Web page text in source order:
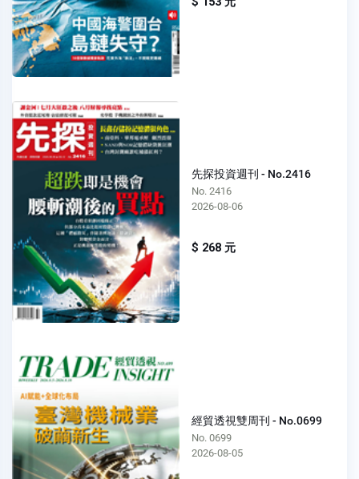
先探投資週刊 - No.2416
No. 2416
2026-08-06
$ 268 元
經貿透視雙周刊 - No.0699
No. 0699
2026-08-05